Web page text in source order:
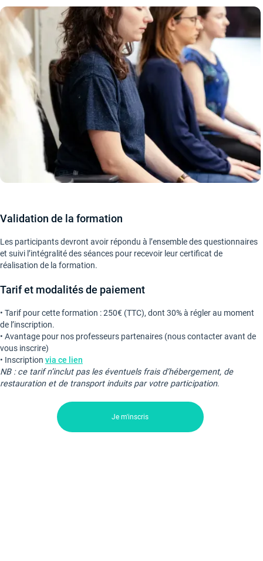
Validation de la formation
Les participants devront avoir répondu à l’ensemble des questionnaires
et suivi l’intégralité des séances pour recevoir leur certificat de
réalisation de la formation.
Tarif et modalités de paiement
• Tarif pour cette formation : 250€ (TTC), dont 30% à régler au moment
de l’inscription.
• Avantage pour nos professeurs partenaires (nous contacter avant de
vous inscrire)
• Inscription via ce lien
NB : ce tarif n’inclut pas les éventuels frais d’hébergement, de
restauration et de transport induits par votre participation.
Je m'inscris